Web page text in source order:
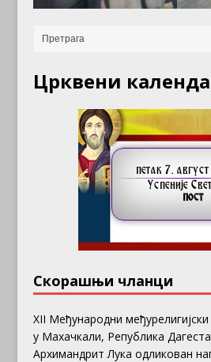
Црквени
Скорашњи чланци
ХII Међународни
у Махачкали, Република
Архимандрит Лука одликован